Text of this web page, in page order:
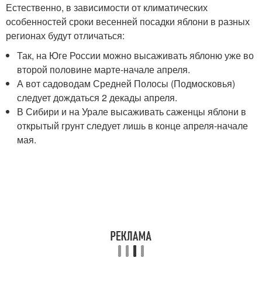
Естественно, в зависимости от климатических
особенностей сроки весенней посадки яблони в разных
регионах будут отличаться:
Так, на Юге России можно высаживать яблоню уже во
второй половине марте-начале апреля.
А вот садоводам Средней Полосы (Подмосковья)
следует дождаться 2 декады апреля.
В Сибири и на Урале высаживать саженцы яблони в
открытый грунт следует лишь в конце апреля-начале
мая.